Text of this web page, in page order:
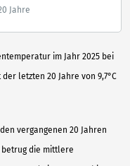
im Jahr 2025 bei
letzten 20 Jahre von 9,7°C
vergangenen 20 Jahren
betrug die mittlere
Jahre